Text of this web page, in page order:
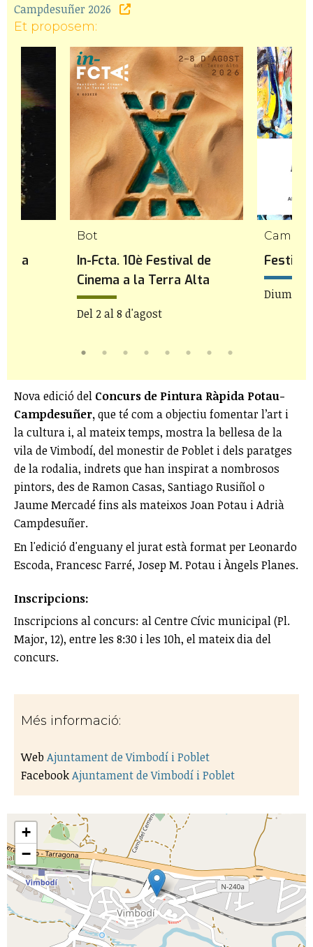
Campdesuñer 2026
Et proposem:
La
Bot
In-Fcta. 10è Festival de
Cinema a la Terra Alta
Del 2 al 8 d'agost
Nova edició del Concurs de Pintura Ràpida Potau-
Campdesuñer,que té com a objectiu fomentar l’art i
la cultura i, al mateix temps, mostra la bellesa de la
vila de Vimbodí, del monestir de Poblet i dels paratges
de la rodalia, indrets que han inspirat a nombrosos
pintors, des de Ramon Casas, Santiago Rusiñol o
Jaume Mercadé fins als mateixos Joan Potau i Adrià
Campdesuñer.
En l'edició d'enguany el jurat està format per Leonardo
Escoda, Francesc Farré, Josep M. Potau i Àngels Planes.
Inscripcions:
Inscripcions al concurs: al Centre Cívic municipal (Pl.
Major, 12), entre les 8:30 i les 10h, el mateix dia del
concurs.
Més informació:
WebAjuntament de Vimbodí i Poblet
FacebookAjuntament de Vimbodí i Poblet
+
−